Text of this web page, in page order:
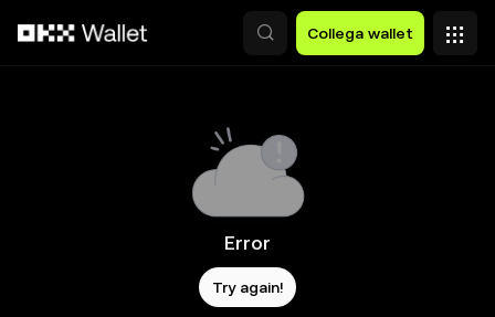
Collega wallet
Error
Try again!